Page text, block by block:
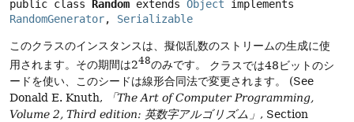
public class Random extends Object
RandomGenerator, Serializable
このクラスのインスタンスは、擬似乱数のストリームの生成に使
用されます。その期間は248のみです。
クラスでは48ビットのシ
ードを使い、このシードは線形合同法で変更されます。
(See
Donald E. Knuth,
「The Art of Computer Programming,
Volume 2, Third edition: 英数字アルゴリズム」 , Section